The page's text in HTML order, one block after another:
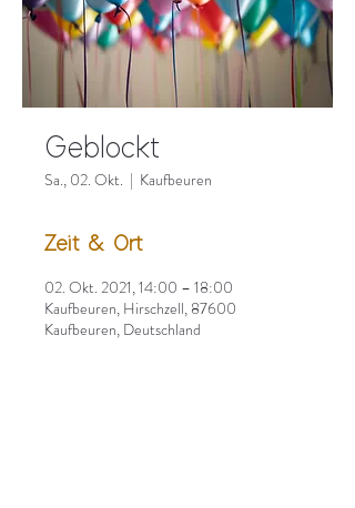
Geblockt
Sa., 02. Okt.
  |
Kaufbeuren
Zeit & Ort
02. Okt. 2021, 14:00 – 18:00
Kaufbeuren, Hirschzell, 87600
Kaufbeuren, Deutschland